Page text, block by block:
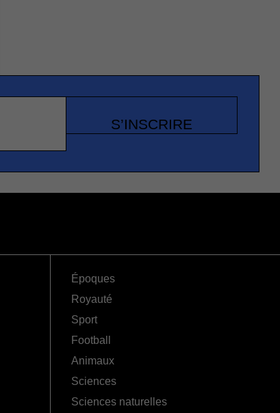
S’INSCRIRE
Époques
Royauté
Sport
Football
Animaux
Sciences
Sciences naturelles